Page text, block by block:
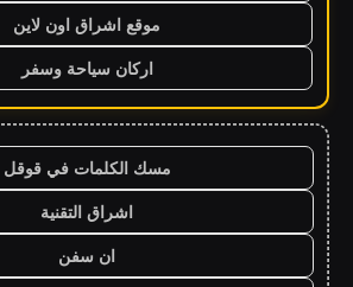
موقع اشراق اون لاين
اركان سياحة وسفر
مسك الكلمات في قوقل
اشراق التقنية
ان سفن